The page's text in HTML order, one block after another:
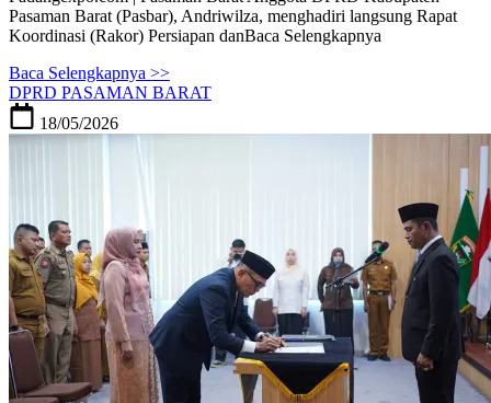
Pasaman Barat (Pasbar), Andriwilza, menghadiri langsung Rapat
Koordinasi (Rakor) Persiapan danBaca Selengkapnya
Baca Selengkapnya >>
DPRD PASAMAN BARAT
18/05/2026